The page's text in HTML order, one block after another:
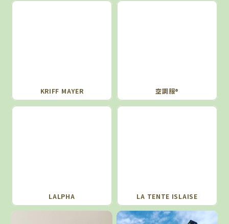
KRIFF MAYER 空調服®
LALPHA LA TENTE ISLAISE